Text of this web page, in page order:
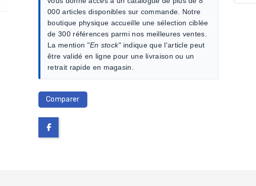
000 articles disponibles sur commande. Notre
boutique physique accueille une sélection ciblée
de 300 références parmi nos meilleures ventes.
La mention "En stock"indique que l'article peut
être validé en ligne pour une livraison ou un
retrait rapide en magasin.
Comparer